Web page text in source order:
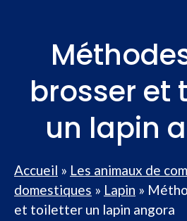
brosser et
un lapin
Accueil » Les animaux de
domestiques » Lapin »
et toiletter un lapin angora